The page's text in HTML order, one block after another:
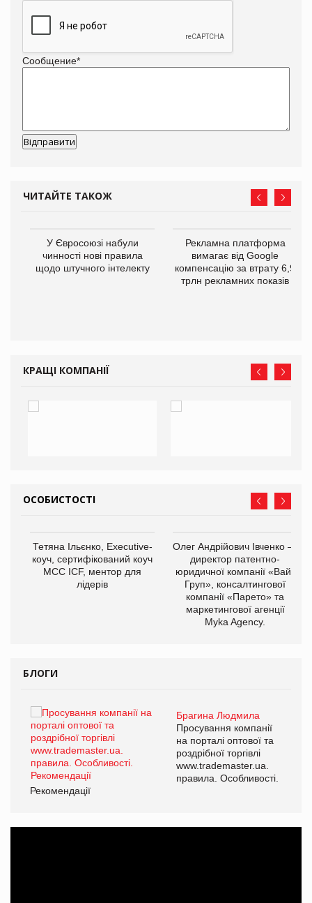
Сообщение*
ЧИТАЙТЕ ТАКОЖ
У Євросоюзі набули
чинності нові правила
щодо штучного інтелекту
Рекламна платформа
вимагає від Google
компенсацію за втрату 6,9
трлн рекламних показів
КРАЩІ КОМПАНІЇ
ОСОБИСТОСТІ
Тетяна Ільєнко, Executive-
коуч, сертифікований коуч
МСС ICF, ментор для
лідерів
Олег Андрійович Івченко —
директор патентно-
юридичної компанії «Вайз
Груп», консалтингової
компанії «Парето» та
маркетингової агенції
Myka Agency.
БЛОГИ
Брагина Людмила
Просування компанії
на порталі оптової та
роздрібної торгівлі
www.trademaster.ua.
правила. Особливості.
Рекомендації